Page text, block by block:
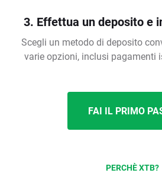
3. Effettua un deposito e
Scegli un metodo di deposito
varie opzioni, inclusi pagamenti
FAI IL PRIMO
PERCHÈ XTB?